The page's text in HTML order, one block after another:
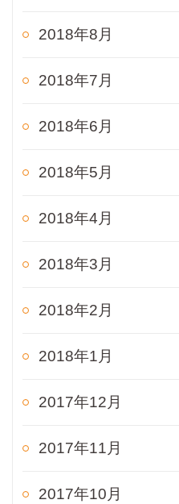
2018年8月
2018年7月
2018年6月
2018年5月
2018年4月
2018年3月
2018年2月
2018年1月
2017年12月
2017年11月
2017年10月